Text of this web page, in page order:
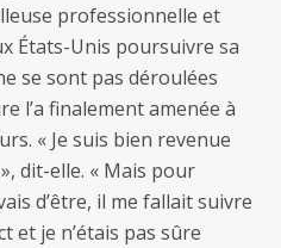
professionnelle et
États-Unis poursuivre sa
se sont pas déroulées
l’a finalement amenée à
« Je suis bien revenue
dit-elle. « Mais pour
d’être, il me fallait suivre
et je n’étais pas sûre